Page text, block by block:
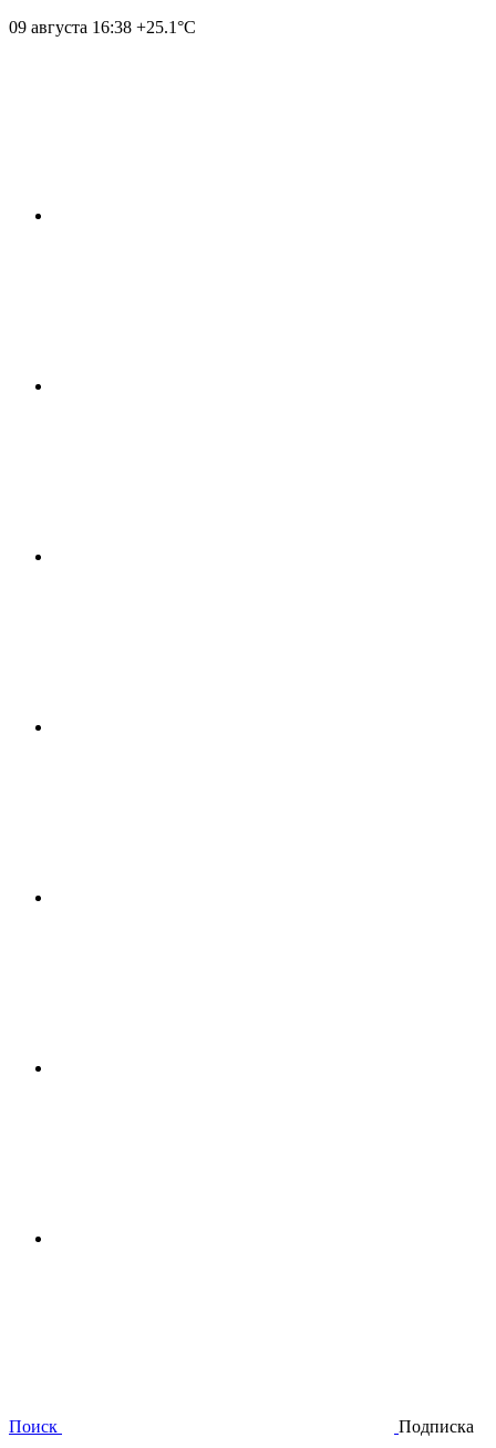
09 августа 16:38 +25.1°С
Поиск Подписка